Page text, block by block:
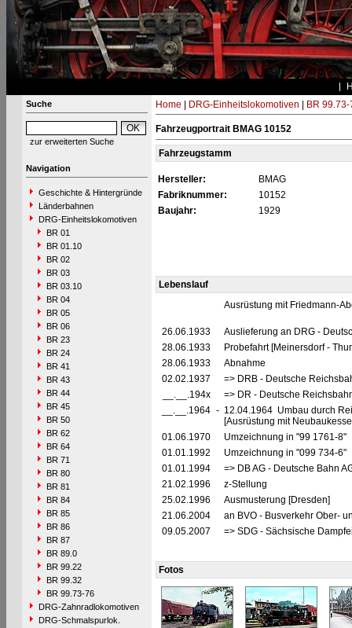
Suche
zur erweiterten Suche
Navigation
Geschichte & Hintergründe
Länderbahnen
DRG-Einheitslokomotiven
BR 01
BR 01.10
BR 02
BR 03
BR 03.10
BR 04
BR 05
BR 06
BR 23
BR 24
BR 41
BR 43
BR 44
BR 45
BR 50
BR 62
BR 64
BR 71
BR 80
BR 81
BR 84
BR 85
BR 86
BR 87
BR 89.0
BR 99.22
BR 99.32
BR 99.73-76
DRG-Zahnradlokomotiven
DRG-Schmalspurlok.
Home DRG-Einheitslokomotiven BR 99.73-
Fahrzeugportrait BMAG 10152
Fahrzeugstamm
Hersteller:
BMAG
Fabriknummer:
10152
Baujahr:
1929
Lebenslauf
Ausrüstung mit Friedmann-
26.06.1933
Auslieferung an DRG -
28.06.1933
Probefahrt [Meinersdorf -
28.06.1933
Abnahme
02.02.1937
=> DRB - Deutsche
__.__.194x
=> DR - Deutsche
__.__.1964 - 12.04.1964 Umbau durch
[Ausrüstung mit
01.06.1970
Umzeichnung in "99 1761-8"
01.01.1992
Umzeichnung in "099 734-6"
01.01.1994
=> DB AG - Deutsche Bahn
21.02.1996
z-Stellung
25.02.1996
Ausmusterung [Dresden]
21.06.2004
an BVO - Busverkehr Ober-
09.05.2007
=> SDG - Sächsische
Fotos